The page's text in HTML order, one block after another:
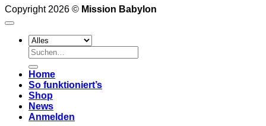
Copyright 2026 © Mission Babylon
Suchen
nach:
Home
So funktioniert’s
Shop
News
Anmelden